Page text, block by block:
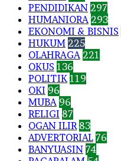
PENDIDIKAN 297
HUMANIORA 293
EKONOMI & BISNIS
HUKUM 225
OLAHRAGA 221
OKUS 136
POLITIK 119
OKI 96
MUBA 96
RELIGI 87
OGAN ILIR 83
ADVERTORIAL 76
BANYUASIN 74